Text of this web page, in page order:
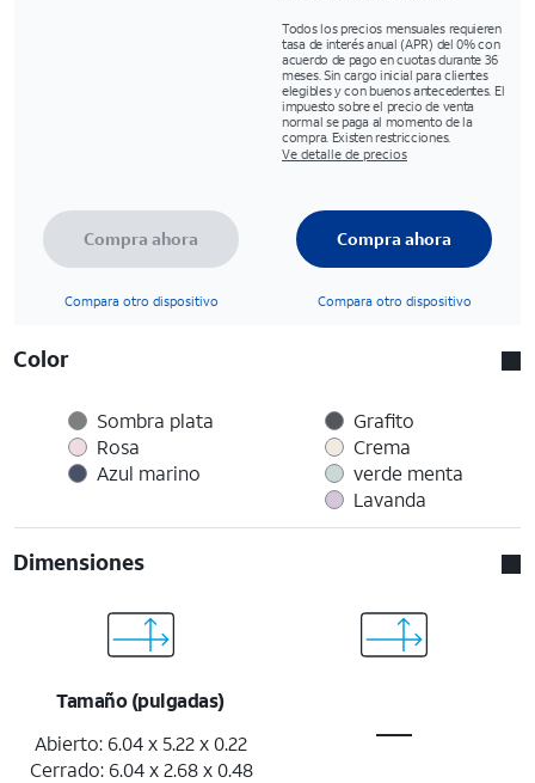
Todos los precios mensuales requieren
tasa de interés anual (APR) del 0% con
acuerdo de pago en cuotas durante 36
meses. Sin cargo inicial para clientes
elegibles y con buenos antecedentes. El
impuesto sobre el precio de venta
normal se paga al momento de la
compra. Existen restricciones.
Ve detalle de precios
Compra ahora
Compara otro dispositivo
Compra ahora
Compara otro dispositivo
Color
Sombra plata
Rosa
Azul marino
Grafito
Crema
verde menta
Lavanda
Dimensiones
Tamaño (pulgadas)
Abierto: 6.04 x 5.22 x 0.22
Cerrado: 6.04 x 2.68 x 0.48